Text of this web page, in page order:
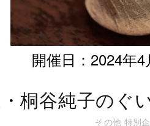
開催日：2024年
桐谷純子のぐ
その他 特別